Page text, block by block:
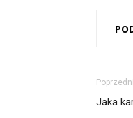
Jaka